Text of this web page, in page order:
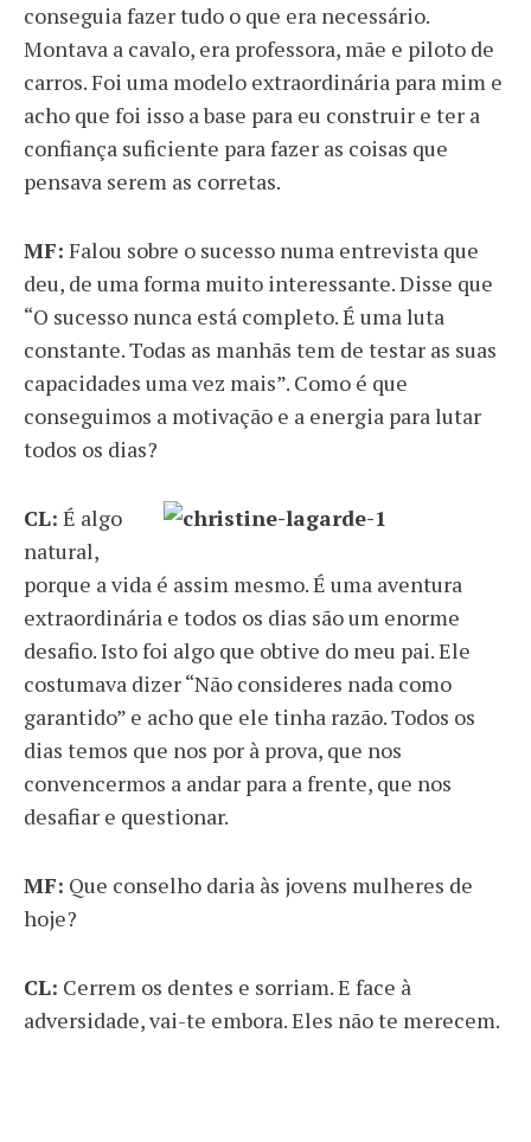
conseguia fazer tudo o que era necessário.
Montava a cavalo, era professora, mãe e piloto de
carros. Foi uma modelo extraordinária para mim e
acho que foi isso a base para eu construir e ter a
confiança suficiente para fazer as coisas que
pensava serem as corretas.
MF: Falou sobre o sucesso numa entrevista que
deu, de uma forma muito interessante. Disse que
“O sucesso nunca está completo. É uma luta
constante. Todas as manhãs tem de testar as suas
capacidades uma vez mais”. Como é que
conseguimos a motivação e a energia para lutar
todos os dias?
CL: É algo
natural,
porque a vida é assim mesmo. É uma aventura
extraordinária e todos os dias são um enorme
desafio. Isto foi algo que obtive do meu pai. Ele
costumava dizer “Não consideres nada como
garantido” e acho que ele tinha razão. Todos os
dias temos que nos por à prova, que nos
convencermos a andar para a frente, que nos
desafiar e questionar.
MF: Que conselho daria às jovens mulheres de
hoje?
CL: Cerrem os dentes e sorriam. E face à
adversidade, vai-te embora. Eles não te merecem.